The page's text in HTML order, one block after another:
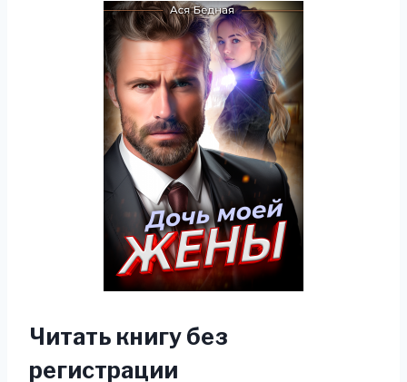
Читать книгу без
регистрации